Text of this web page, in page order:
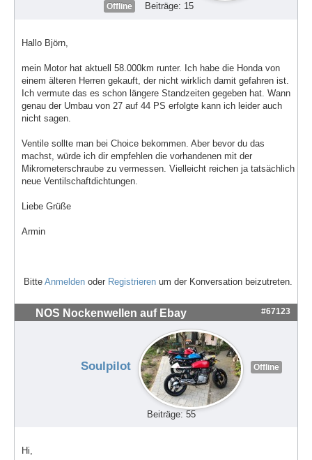
Offline Beiträge: 15
Hallo Björn,
mein Motor hat aktuell 58.000km runter. Ich habe die Honda von
einem älteren Herren gekauft, der nicht wirklich damit gefahren ist.
Ich vermute das es schon längere Standzeiten gegeben hat. Wann
genau der Umbau von 27 auf 44 PS erfolgte kann ich leider auch
nicht sagen.
Ventile sollte man bei Choice bekommen. Aber bevor du das
machst, würde ich dir empfehlen die vorhandenen mit der
Mikrometerschraube zu vermessen. Vielleicht reichen ja tatsächlich
neue Ventilschaftdichtungen.
Liebe Grüße
Armin
Bitte Anmelden oder Registrieren um der Konversation beizutreten.
NOS Nockenwellen auf Ebay #67123
Soulpilot Offline
Beiträge: 55
Hi,